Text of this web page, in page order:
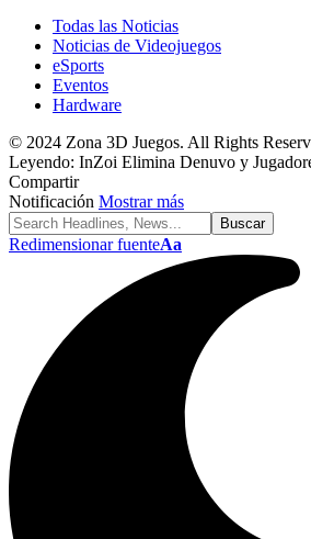
Todas las Noticias
Noticias de Videojuegos
eSports
Eventos
Hardware
© 2024 Zona 3D Juegos. All Rights
Leyendo: InZoi Elimina Denuvo y
Compartir
Notificación Mostrar más
Redimensionar fuenteAa